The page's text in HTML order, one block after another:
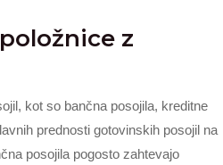
z
kot so bančna posojila, kreditne
prednosti gotovinskih posojil na
posojila pogosto zahtevajo